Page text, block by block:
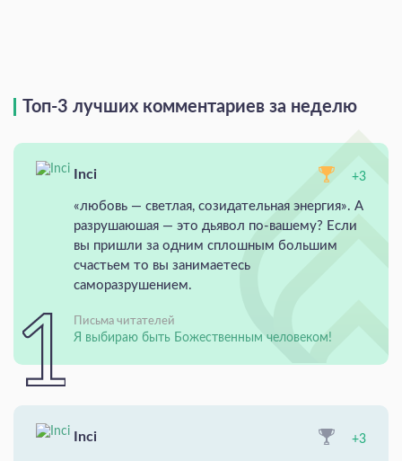
Топ-3 лучших комментариев за неделю
Inci +3
«любовь — светлая, созидательная энергия». А
разрушаюшая — это дьявол по-вашему? Если
вы пришли за одним сплошным большим
счастьем то вы занимаетесь
саморазрушением.
Письма читателей
Я выбираю быть Божественным человеком!
Inci +3